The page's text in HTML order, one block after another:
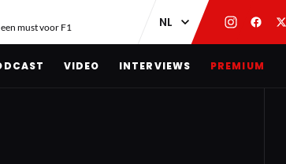
must voor F1
VIDEO INTERVIEWS PREMIUM